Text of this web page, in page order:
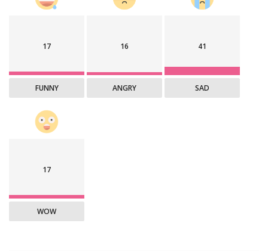
17
FUNNY
16
ANGRY
41
SAD
17
WOW